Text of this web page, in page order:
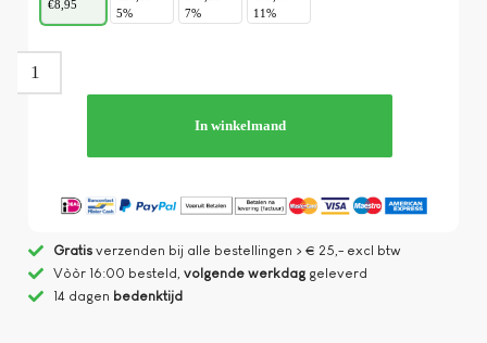
€8,95
5%
7%
11%
In winkelmand
Gratisverzenden bij alle bestellingen > € 25,- excl btw
Vòòr 16:00 besteld, volgende werkdaggeleverd
14 dagen bedenktijd